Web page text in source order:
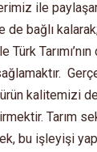
ile
de bağlı
kalitemizi
Tarım
bu işleyişi